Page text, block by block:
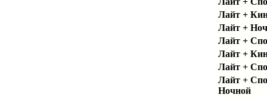
Лайт +
Лайт +
Лайт +
Лайт +
Лайт +
Лайт +
Ночной